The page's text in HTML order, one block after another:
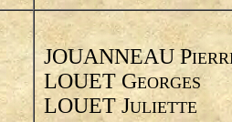
JOUANNEAU P
LOUET GEORGES
LOUET JULIETTE